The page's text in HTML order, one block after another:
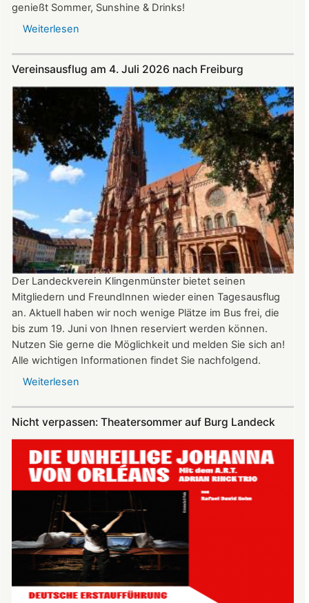
genießt Sommer, Sunshine & Drinks!
Weiterlesen
und
August
der
Burg:
After
Work
donnerstags
22:00
Uhr
Vereinsausflug am 4. Juli 2026 nach Freiburg
Der Landeckverein Klingenmünster bietet seinen
Mitgliedern und FreundInnen wieder einen Tagesausflug
an. Aktuell haben wir noch wenige Plätze im Bus frei, die
bis zum 19. Juni von Ihnen reserviert werden können.
Nutzen Sie gerne die Möglichkeit und melden Sie sich an!
Alle wichtigen Informationen findet Sie nachfolgend.
Weiterlesen
4.
2026
nach
Freiburg
Nicht verpassen: Theatersommer auf Burg Landeck